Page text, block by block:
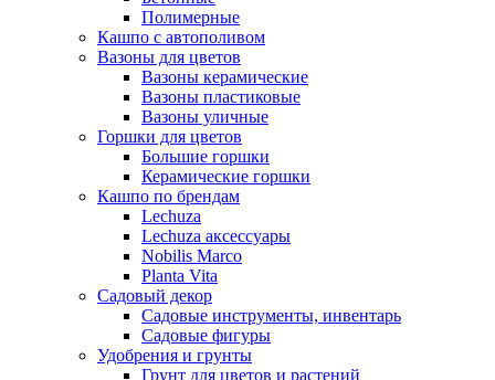
Полимерные
Кашпо с автополивом
Вазоны для цветов
Вазоны керамические
Вазоны пластиковые
Вазоны уличные
Горшки для цветов
Большие горшки
Керамические горшки
Кашпо по брендам
Lechuza
Lechuza аксессуары
Nobilis Marco
Planta Vita
Садовый декор
Садовые инструменты, инвентарь
Садовые фигуры
Удобрения и грунты
Грунт для цветов и растений